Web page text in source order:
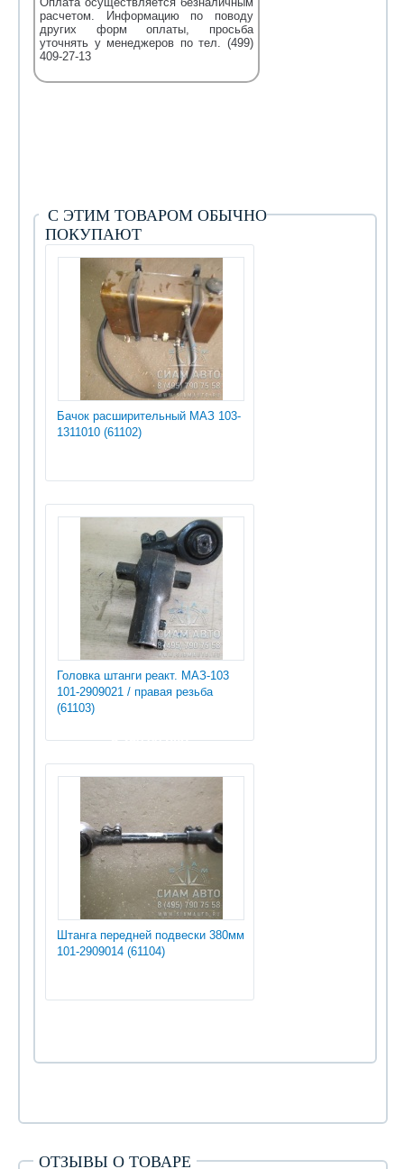
расчетом. Информацию по поводу
других форм оплаты, просьба
уточнять у менеджеров по тел. (499)
409-27-13
С ЭТИМ ТОВАРОМ ОБЫЧНО
ПОКУПАЮТ
Бачок расширительный МАЗ 103-
1311010 (61102)
Головка штанги реакт. МАЗ-103
101-2909021 / правая резьба
(61103)
5 250.00 руб
Штанга передней подвески 380мм
101-2909014 (61104)
ОТЗЫВЫ О ТОВАРЕ